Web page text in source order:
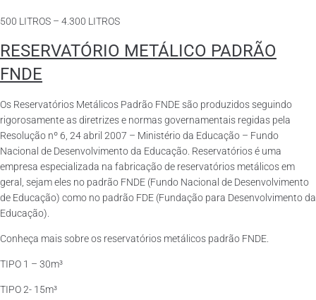
500 LITROS – 4.300 LITROS
RESERVATÓRIO METÁLICO PADRÃO
FNDE
Os Reservatórios Metálicos Padrão FNDE são produzidos seguindo
rigorosamente as diretrizes e normas governamentais regidas pela
Resolução nº 6, 24 abril 2007 – Ministério da Educação – Fundo
Nacional de Desenvolvimento da Educação. Reservatórios é uma
empresa especializada na fabricação de reservatórios metálicos em
geral, sejam eles no padrão FNDE (Fundo Nacional de Desenvolvimento
de Educação) como no padrão FDE (Fundação para Desenvolvimento da
Educação).
Conheça mais sobre os reservatórios metálicos padrão FNDE.
TIPO 1 – 30m³
TIPO 2- 15m³